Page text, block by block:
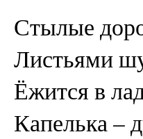
Стылые
Листьями
Ёжится в
Капелька –